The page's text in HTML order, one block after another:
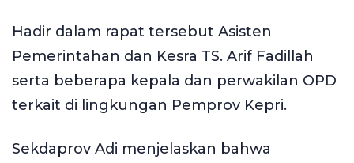
Hadir dalam rapat tersebut Asisten
Pemerintahan dan Kesra TS. Arif Fadillah
serta beberapa kepala dan perwakilan OPD
terkait di lingkungan Pemprov Kepri.
Sekdaprov Adi menjelaskan bahwa